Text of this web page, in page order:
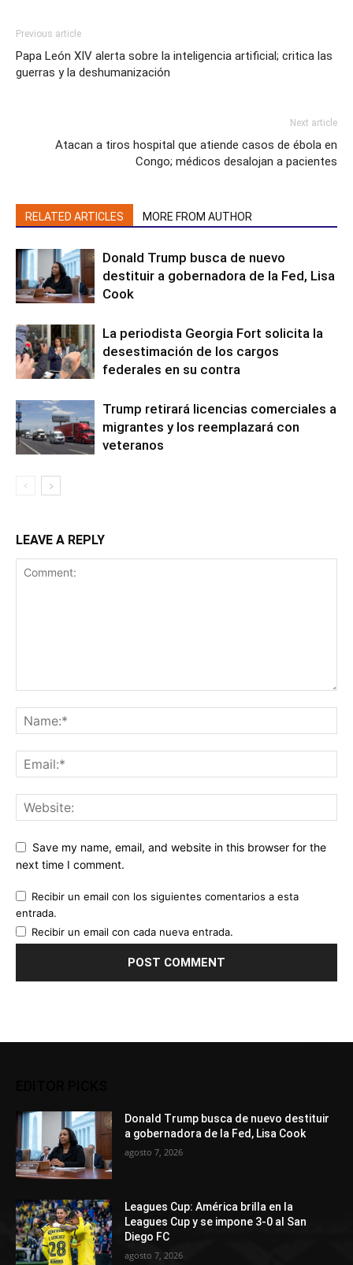
Previous article
Papa León XIV alerta sobre la inteligencia artificial; critica las
guerras y la deshumanización
Next article
Atacan a tiros hospital que atiende casos de ébola en
Congo; médicos desalojan a pacientes
RELATED ARTICLES MORE FROM AUTHOR
Donald Trump busca de nuevo
destituir a gobernadora de la Fed, Lisa
Cook
La periodista Georgia Fort solicita la
desestimación de los cargos
federales en su contra
Trump retirará licencias comerciales a
migrantes y los reemplazará con
veteranos
LEAVE A REPLY
Save my name, email, and website in this browser for the
next time I comment.
Recibir un email con los siguientes comentarios a esta
entrada.
Recibir un email con cada nueva entrada.
Donald Trump busca de nuevo destituir
a gobernadora de la Fed, Lisa Cook
agosto 7, 2026
Leagues Cup: América brilla en la
Leagues Cup y se impone 3-0 al San
Diego FC
agosto 7, 2026